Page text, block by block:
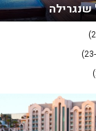
שנגרילה